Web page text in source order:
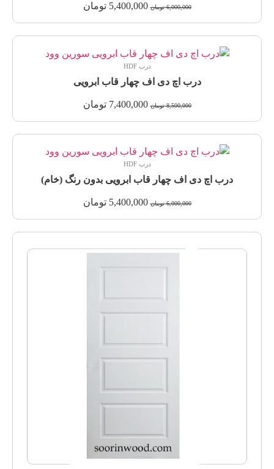
6,000,000 تومان 5,400,000 تومان
درب HDF
درب اچ دی اف چهار قاب ابرویی
8,500,000 تومان 7,400,000 تومان
درب HDF
درب اچ دی اف چهار قاب ابرویی بدون رنگ (خام)
6,000,000 تومان 5,400,000 تومان